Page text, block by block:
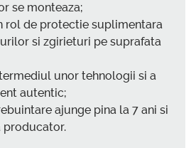
se monteaza;
rol de protectie suplimentara
si zgirieturi pe suprafata
unor tehnologii si a
autentic;
ajunge pina la 7 ani si
producator.